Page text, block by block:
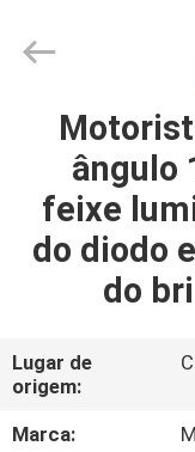
CASA
PRODUTOS
VÍDEOS
QUEM
SOMOS
Ming
ângulo
feixe
do diodo
do
Lugar de
origem:
Marca: